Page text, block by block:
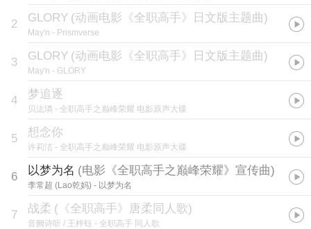
2 GLORY (动画电影《全职高手》日文版主题曲)
May'n - Prismverse
3 GLORY (动画电影《全职高手》日文版主题曲)
May'n - GLORY
4 梦追逐
贝汯璘 - 全职高手之巅峰荣耀 电影原声大碟
5 想念你
许莉洁 - 全职高手之巅峰荣耀 电影原声大碟
6 以梦为名 (电影《全职高手之巅峰荣耀》宣传曲)
李常超 (Lao乾妈) - 以梦为名
7 战柔 ( 《全职高手》唐柔同人歌)
音阙诗听 / 王梓钰 - 全职高手 同人歌